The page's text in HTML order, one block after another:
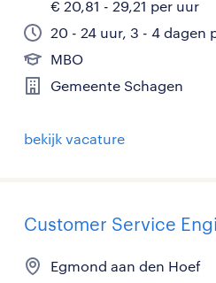
€ 20,81 - 29,21 per uur
20 - 24 uur, 3 - 4 dagen
MBO
Gemeente Schagen
bekijk vacature
Customer Service
Egmond aan den Hoef